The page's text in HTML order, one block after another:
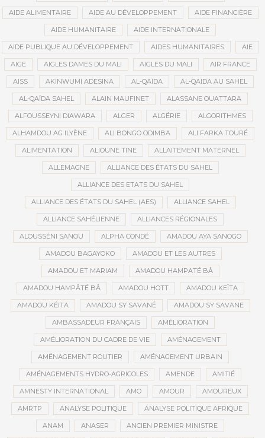
AIDE ALIMENTAIRE AIDE AU DÉVELOPPEMENT AIDE FINANCIÈRE
AIDE HUMANITAIRE AIDE INTERNATIONALE
AIDE PUBLIQUE AU DÉVELOPPEMENT AIDES HUMANITAIRES AIE
AIGE AIGLES DAMES DU MALI AIGLES DU MALI AIR FRANCE
AISS AKINWUMI ADESINA AL-QAÏDA AL-QAÏDA AU SAHEL
AL-QAÏDA SAHEL ALAIN MAUFINET ALASSANE OUATTARA
ALFOUSSEYNI DIAWARA ALGER ALGÉRIE ALGORITHMES
ALHAMDOU AG ILYÈNE ALI BONGO ODIMBA ALI FARKA TOURÉ
ALIMENTATION ALIOUNE TINE ALLAITEMENT MATERNEL
ALLEMAGNE ALLIANCE DES ÉTATS DU SAHEL
ALLIANCE DES ETATS DU SAHEL
ALLIANCE DES ÉTATS DU SAHEL (AES) ALLIANCE SAHEL
ALLIANCE SAHÉLIENNE ALLIANCES RÉGIONALES
ALOUSSÉNI SANOU ALPHA CONDÉ AMADOU AYA SANOGO
AMADOU BAGAYOKO AMADOU ET LES AUTRES
AMADOU ET MARIAM AMADOU HAMPATÉ BÂ
AMADOU HAMPÂTÉ BÂ AMADOU HOTT AMADOU KEÏTA
AMADOU KÉITA AMADOU SY SAVANÉ AMADOU SY SAVANE
AMBASSADEUR FRANÇAIS AMÉLIORATION
AMÉLIORATION DU CADRE DE VIE AMÉNAGEMENT
AMÉNAGEMENT ROUTIER AMÉNAGEMENT URBAIN
AMÉNAGEMENTS HYDRO-AGRICOLES AMENDE AMITIÉ
AMNESTY INTERNATIONAL AMO AMOUR AMOUREUX
AMRTP ANALYSE POLITIQUE ANALYSE POLITIQUE AFRIQUE
ANAM ANASER ANCIEN PREMIER MINISTRE